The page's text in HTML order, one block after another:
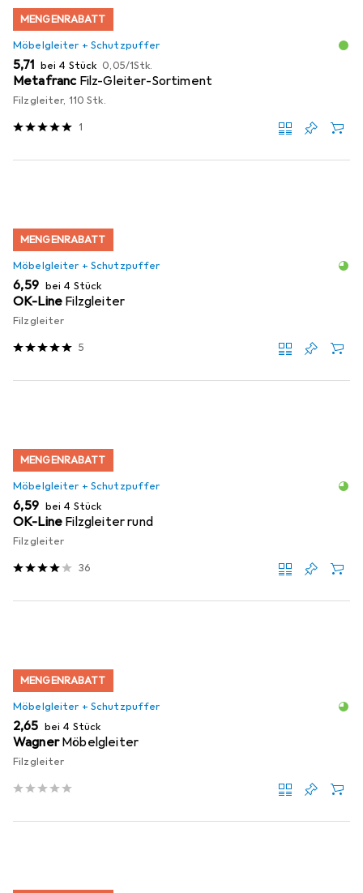
MENGENRABATT
Möbelgleiter + Schutzpuffer
EUR
5,71 bei 4 Stück EUR
0,05/1Stk.
Metafranc Filz-Gleiter-Sortiment
Filzgleiter, 110 Stk.
1
MENGENRABATT
Möbelgleiter + Schutzpuffer
EUR
6,59 bei 4 Stück
OK-Line Filzgleiter
Filzgleiter
5
MENGENRABATT
Möbelgleiter + Schutzpuffer
EUR
6,59 bei 4 Stück
OK-Line Filzgleiter rund
Filzgleiter
36
MENGENRABATT
Möbelgleiter + Schutzpuffer
EUR
2,65 bei 4 Stück
Wagner Möbelgleiter
Filzgleiter